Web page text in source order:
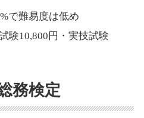
で難易度は低め
験10,800円・実技試験
務検定